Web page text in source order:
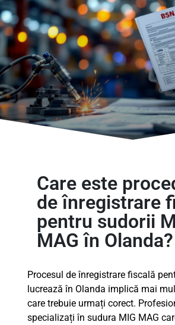
Care este
de înregistrare
pentru sudorii
MAG în Olanda?
Procesul de înregistrare fiscală
lucrează în Olanda implică mai
care trebuie urmați corect.
specializați în sudura MIG MAG